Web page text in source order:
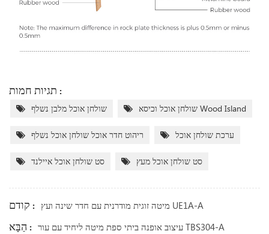
תגיות חמות :
שולחן אוכל מלבן נשלף שולחן אוכל וכיסא Wood Island
ריהוט חדר אוכל שולחן אוכל נשלף ערכת שולחן אוכל
סט שולחן אוכל איילנד סט שולחן אוכל מעץ
קודם : מיטה זוגית מודרנית עם חדר שינה ועץ UE1A-A
הַבָּא : עיצוב אופנה ביתי ספת מיטה ליחיד עם עור TBS304-A